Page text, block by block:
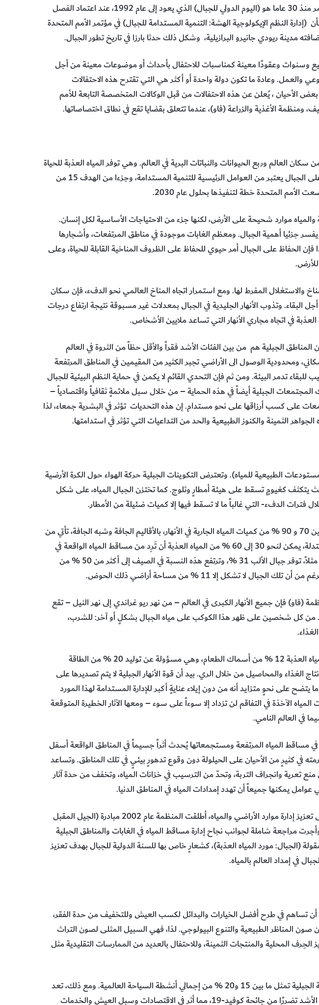
وهناك حدث أممي سنوي مستمر منذ 30 عاما هو (اليوم الدولي للجبال) الذي يعود إلى عام 1992، عند اعتماد الفصل
جدول أعمال القرن 21 بشأن (إدارة النظم الإيكولوجية الهشة: التنمية المستدامة للجبال) في مؤتمر الأمم المتحدة
مدينة ريودي جانيرو البرازيلية، وشكل ذلك حدثا بارزا في تاريخ تطور الجبال.
وسنوات وعقودًا معينة كمناسبات للاحتفال بأحداث أو موضوعات معينة من أجل
والعمل. وعادة ما تكون دولة واحدة أو أكثر هي التي تقترح هذه الاحتفالات
الأحيان ، يُعلن عن هذه الاحتفالات من قبل الوكالات المتخصصة التابعة للأمم
ومنظمة الأغذية والزراعة (فاو)، عندما تتعلق بقضايا تقع في نطاق اختصاصاتها.
موطنا لنحو 15% من سكان العالم وربع الحيوانات والنباتات البرية في العالم. وهي توفر المياه العذبة للحياة
اليومية لنصف البشرية. والحفاظ على الجبال يعتبر من العوامل الرئيسية للتنمية المستدامة، وجزءا من الهدف 15 من
الأمم المتحدة خطة لتنفيذها بحلول عام 2030.
موارد شحيحة على الأرض، لكنها جزء من الاحتياجات الأساسية لكل إنسان.
جزئيا أهمية الجبال. ومعظم الغابات موجودة في مناطق المرتفعات، وأشجارها
فإن الحفاظ على الجبال أمر حيوي للحفاظ على الظروف المناخية القابلة للحياة، وعلى
للأرض.
والاستغلال المفرط لها. ومع استمرار اتجاه المناخ العالمي نحو الدفء، فإن سكان
البقاء. وتذوب الأنهار الجليدية في الجبال بمعدلات غير مسبوقة نتيجة ارتفاع درجات
العذبة في اتجاه مجاري الأنهار التي تساعد ملايين الأشخاص.
الجبلية هم من بين الفئات الأشد فقراً والأقل حظاً من الثروة في العالم
ومحدودية الوصول الى الأراضي تجبر الكثير من المقيمين في المناطق المرتفعة
تدمر البيئة. ومن ثم فإن التحدي القائم لا يكمن في حماية النظم البيئية للجبال
الجبلية أيضاً في هذه الحماية – من خلال سبل ملائمةٍ ثقافياً واقتصادياً –
على كسب أرزاقها على نحو مستدام. إن هذه التحديات تؤثر في البشرية جمعاء، لذا
الثمينة والكنوز الطبيعية والحد من التداعيات التي تؤثر في استدامتها.
الطبيعية للمياه). وتعترض التكوينات الجبلية حركة الهواء حول الكرة الأرضية
يتكثف كغيومٍ تسقط على هيئة أمطارٍ وثلوج. كما تختزن الجبال المياه، على شكل
فترات الدفء- التي غالباً ما لا تسقط فيها إلا كميات ضئيلة من الأمطار.
وتظهر الدراسات العلمية أن ما بين 70 و 90 % من كميات المياه الجارية في الأنهار، بالأقاليم الجافة وشبه الجافة، تأتي من
الجبال. بل وحتى في المناطق المعتدلة، يمكن لنحو 30 إلى 60 % من المياه العذبة أن تَرِد من مساقط المياه الواقعة في
المرتفعات. ففي حوض نهر الراين مثلاً، توفر جبال الألب 31 %، وترتفع هذه النسبة في الصيف إلى أكثر من 50 % من
لا تشكل إلا 11 % من مساحة أراضي ذلك الحوض.
(فاو) فإن جميع الأنهار الكبرى في العالم – من نهر ريو غراندي إلى نهر النيل – تقع
من كل شخصين على ظهر هذا الكوكب على مياه الجبال بشكلٍ أو آخر: للشرب،
وعلى المستوى العالمي توفر المياه العذبة 12 % من أسماك الطعام، وهي مسؤولة عن توليد 20 % من الطاقة
وتدعم نحو 40 % من إنتاج الغذاء والمحاصيل من خلال الري. بيد أن قوة الأنهار الجبلية لا يتم تصديرها على
يتضح على نحوٍ متزايد أنه من دون إيلاء عنايةٍ أكبر للإدارة المستدامة لهذا المورد
الآخذة في التفاقم لن تزداد إلا سوءاً على سوء – ومعها الآثار الخطيرة المتوقعة
في العالم النامي.
مساقط المياه المرتفعة ومستجمعاتها يُحدث أثراً جسيماً في المناطق الواقعة أسفل
في كثيرٍ من الأحيان على الحيلولة دون وقوع تدهورٍ بيئيٍ في تلك المناطق. وتساعد
منع تعرية وانجراف التربة، وتحدّ من الترسيب في خزانات المياه، وتخفف من حدة آثار
عوامل يمكنها جميعاً أن تهدد إمدادات المياه في المناطق الدنيا.
وباعتباره جزءاً من عملها الرامي إلى تعزيز إدارة موارد الأراضي والمياه، أطلقت المنظمة عام 2002 مبادرة (الجيل المقبل
مراجعة شاملة لجوانب نجاح إدارة مساقط المياه في الغابات والمناطق الجبلية
(الجبال: مورد المياه العذبة)، كشعارٍ خاص بها للسنة الدولية للجبال بهدف تعزيز
في إمداد العالم بالمياه.
أن تساهم في طرح أفضل الخيارات والبدائل لكسب العيش وللتخفيف من حدة الفقر،
صون المناظر الطبيعية والتنوع البيولوجي. لذا، فهي السبيل المثلى لصون التراث
الحِرف المحلية والمنتجات الثمينة، وللاحتفال بالعديد من الممارسات التقليدية مثل
ووفقا لمنظمة (فاو) فإن السياحة الجبلية تمثل ما بين 15 و20 % من إجمالي أنشطة السياحة العالمية. ومع ذلك، تعد
السياحة أحد القطاعات الاقتصادية الأشد تضررًا من جائحة كوفيد-19، مما أثر في الاقتصادات وسبل العيش والخدمات